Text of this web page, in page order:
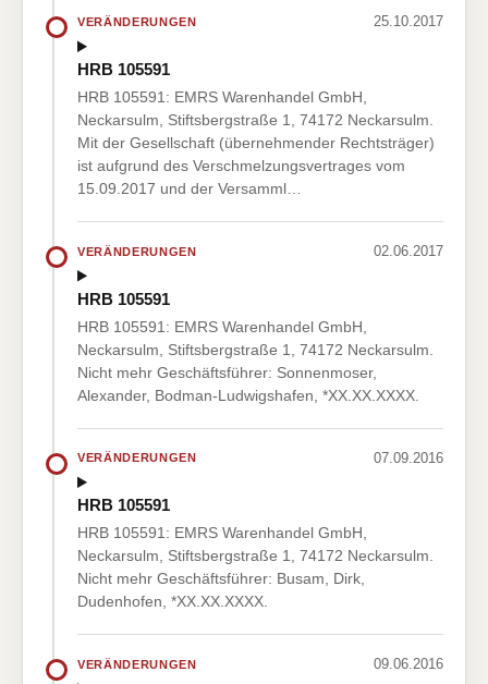
VERÄNDERUNGEN 25.10.2017
HRB 105591
HRB 105591: EMRS Warenhandel GmbH,
Neckarsulm, Stiftsbergstraße 1, 74172 Neckarsulm.
Mit der Gesellschaft (übernehmender Rechtsträger)
ist aufgrund des Verschmelzungsvertrages vom
15.09.2017 und der Versamml…
VERÄNDERUNGEN 02.06.2017
HRB 105591
HRB 105591: EMRS Warenhandel GmbH,
Neckarsulm, Stiftsbergstraße 1, 74172 Neckarsulm.
Nicht mehr Geschäftsführer: Sonnenmoser,
Alexander, Bodman-Ludwigshafen, *XX.XX.XXXX.
VERÄNDERUNGEN 07.09.2016
HRB 105591
HRB 105591: EMRS Warenhandel GmbH,
Neckarsulm, Stiftsbergstraße 1, 74172 Neckarsulm.
Nicht mehr Geschäftsführer: Busam, Dirk,
Dudenhofen, *XX.XX.XXXX.
VERÄNDERUNGEN 09.06.2016